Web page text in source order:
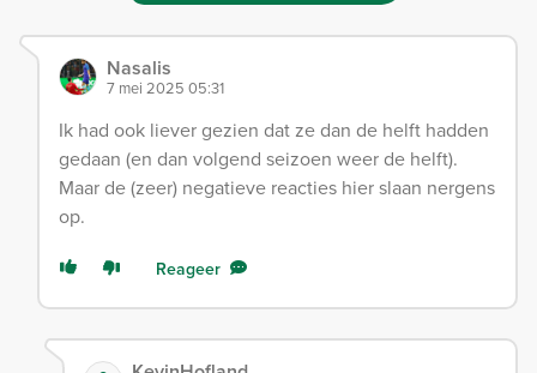
Nasalis
7 mei 2025 05:31
Ik had ook liever gezien dat ze dan de helft hadden
gedaan (en dan volgend seizoen weer de helft).
Maar de (zeer) negatieve reacties hier slaan nergens
op.
Reageer